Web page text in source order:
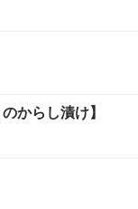
からし漬け】